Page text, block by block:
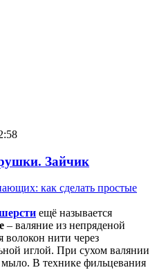
Зайчик
как сделать простые
ещё называется
– валяние из непряденой
нити через
иглой. При сухом валянии
В технике фильцевания